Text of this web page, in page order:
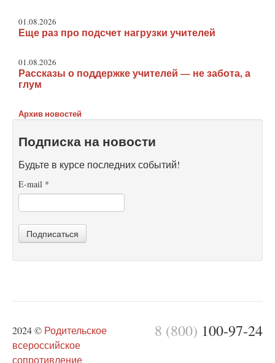
01.08.2026
Еще раз про подсчет нагрузки учителей
01.08.2026
Рассказы о поддержке учителей — не забота, а
глум
Архив новостей
Подписка на новости
Будьте в курсе последних событий!
E-mail *
Подписаться
8 (800) 100-97-24
2024 © Родительское
всероссийское
сопротивление